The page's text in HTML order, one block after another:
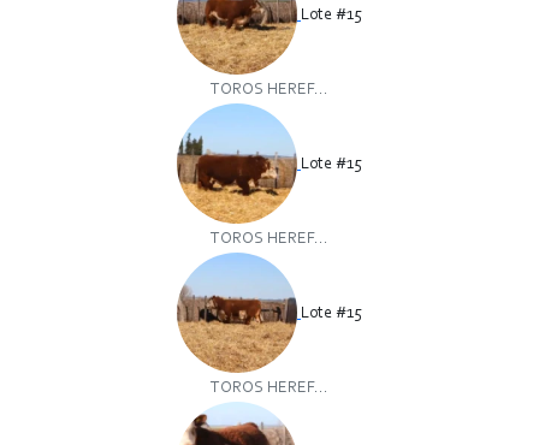
Lote #15
TOROS HEREF...
Lote #15
TOROS HEREF...
Lote #15
TOROS HEREF...